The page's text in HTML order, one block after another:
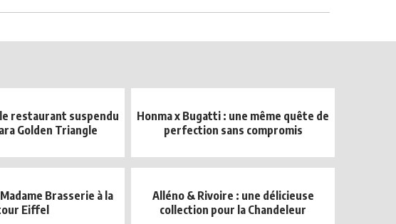
restaurant suspendu
Golden Triangle
Honma x Bugatti : une même quête de
perfection sans compromis
Brasserie à la
Eiffel
Alléno & Rivoire : une délicieuse
collection pour la Chandeleur